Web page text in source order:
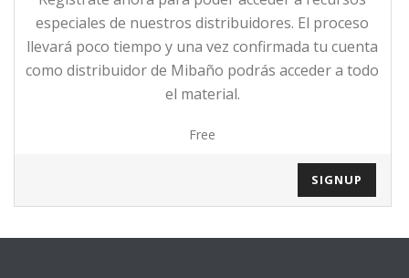
especiales de nuestros distribuidores. El proceso
llevará poco tiempo y una vez confirmada tu cuenta
como distribuidor de Mibaño podrás acceder a todo
el material.
Free
SIGNUP